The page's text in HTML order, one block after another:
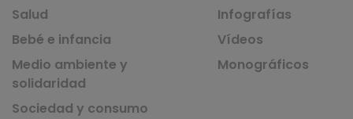
Salud
Bebé e infancia
Medio ambiente y
solidaridad
Sociedad y consumo
Infografías
Vídeos
Monográficos